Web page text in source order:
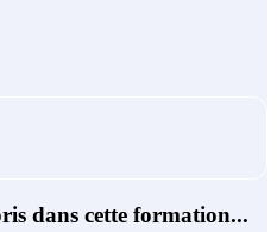
dans cette formation...